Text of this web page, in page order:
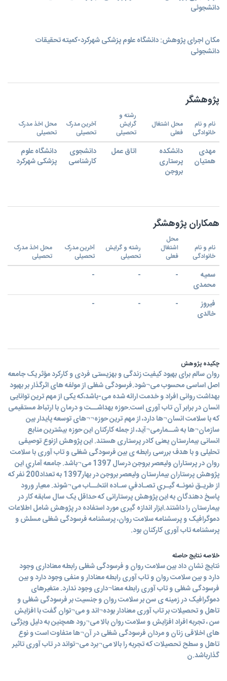
دانشجوئی
مکان اجرای پژوهش: دانشگاه علوم پزشکی شهرکرد-کمیته تحقیقات
دانشجوئی
پژوهشگر
نام و نام
خانوادگی
محل اشتغال
فعلی
رشته و
گرایش
تحصیلی
آخرین مدرک
تحصیلی
محل اخذ مدرک
تحصیلی
مهدی
همتیان
دانشکده
پرستاری
بروجن
اتاق عمل
دانشجوی
کارشناسی
دانشگاه علوم
پزشکی شهرکرد
همکاران پژوهشگر
نام و نام
خانوادگی
محل
اشتغال
فعلی
رشته و گرایش
تحصیلی
آخرین مدرک
تحصیلی
محل اخذ مدرک
تحصیلی
سمیه
محمدی
-
-
-
فیروز
خالدی
-
-
-
چکیده پژوهش
روان سالم برای بهبود کیفیت زندگی و بهزیستی فردی و کارکرد مؤثر یک جامعه
اصل اساسی محسوب می¬شود.فرسودگی شغلی از مولفه های اثرگذار بر بهبود
بهداشت روانی افراد و خدمت ارائه شده می-باشد،که یکی از مهم ترین توانایی
انسان در برابر آن تاب آوری است.حوزه بهداشــت و درمان با ارتباط مستقیمی
که با سلامت انسان¬ها دارد، از مهم ترین حوزه¬¬های توسعه پایدار بین
سازمان¬ها به شــمارمی¬آید، از جمله کارکنان این حوزه بیشترین منابع
انسانی بیمارستان یعنی کادر پرستاری هستند. این پژوهش ازنوع توصیفی
تحلیلی و با هدف بررسی رابطه ی بین فرسودگی شغلی و تاب آوری با سلامت
روان در پرستاران ولیعصر بروجن درسال 1397 می¬باشد. جامعه آماري اين
پژوهش پرستاران بیمارستان ولیعصر بروجن در بهار1397 به تعداد200 نفر که
از طريـق نمونـه گيـري تصـادفي سـاده انتخــاب می¬شوند. معیار ورود
پاسخ دهندگان به این پژوهش پرستارانی که حداقل یک سال سابقه کار در
بیمارستان را داشتند.ابزار اندازه گیری مورد استفاده در پژوهش شامل اطلاعات
دموگرافیک و پرسشنامه سلامت روان، پرسشنامه فرسودگی شغلی مسلش و
پرسشنامه تاب آوری کارکنان بود.
خلاصه نتایج حاصله
نتایج نشان داد بین سلامت روان و فرسودگی شغلی رابطه معناداری وجود
دارد و بین سلامت روان و تاب آوری رابطه معنادار و منفی وجود دارد و بین
فرسودگی شغلی و تاب آوری رابطه معنا¬داری وجود ندارد. متغیرهای
دموگرافیک در زمینه ی سن بر سلامت روان و جنسیت بر فرسودگی شغلی و
تاهل و تحصیلات بر تاب آوری معنادار بوده¬اند و می¬توان گفت با افزایش
سن ، تجربه افراد افزایش و سلامت روان بالا می¬رود همچنین به دلیل ویژگی
های اخلاقی زنان و مردان فرسودگی شغلی در آن¬ها متفاوت است و نوع
تاهل و سطح تحصیلات که تجربه را بالا می¬برد می¬تواند در تاب آوری تاثیر
گذارباشد.ن